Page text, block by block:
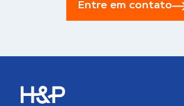
Entre em contato